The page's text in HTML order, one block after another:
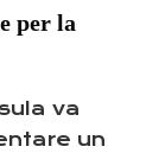
per la
va
un